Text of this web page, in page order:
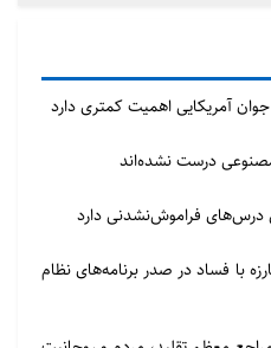
جوان آمریکایی اهمیت کمتری دارد
درست نشده‌اند
درس‌های فراموش‌نشدنی دارد
با فساد در صدر برنامه‌های نظام